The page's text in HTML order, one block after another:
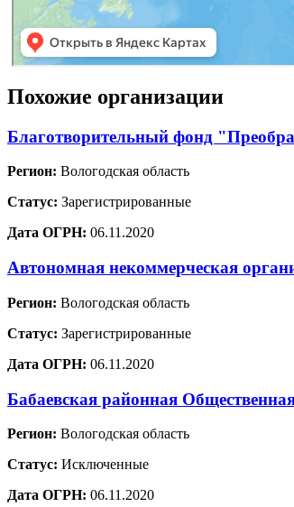
Похожие организации
Благотворительный фонд
Регион: Вологодская область
Статус: Зарегистрированные
Дата ОГРН: 06.11.2020
Автономная некоммерческая
Регион: Вологодская область
Статус: Зарегистрированные
Дата ОГРН: 06.11.2020
Бабаевская районная
Регион: Вологодская область
Статус: Исключенные
Дата ОГРН: 06.11.2020